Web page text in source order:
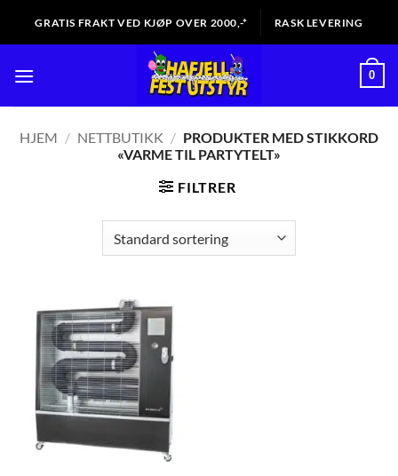
GRATIS FRAKT VED KJØP OVER 2000,-* RASK LEVERING
0
HJEM / NETTBUTIKK / PRODUKTER MED STIKKORD
«VARME TIL PARTYTELT»
FILTRER